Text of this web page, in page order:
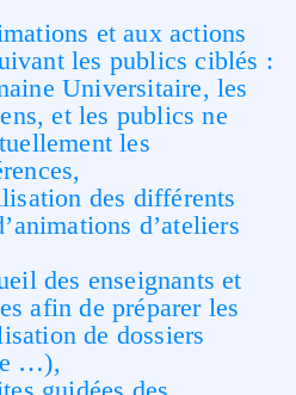
et aux actions
les publics ciblés :
Universitaire, les
et les publics ne
les
des différents
d’ateliers
des enseignants et
afin de préparer les
de dossiers
…),